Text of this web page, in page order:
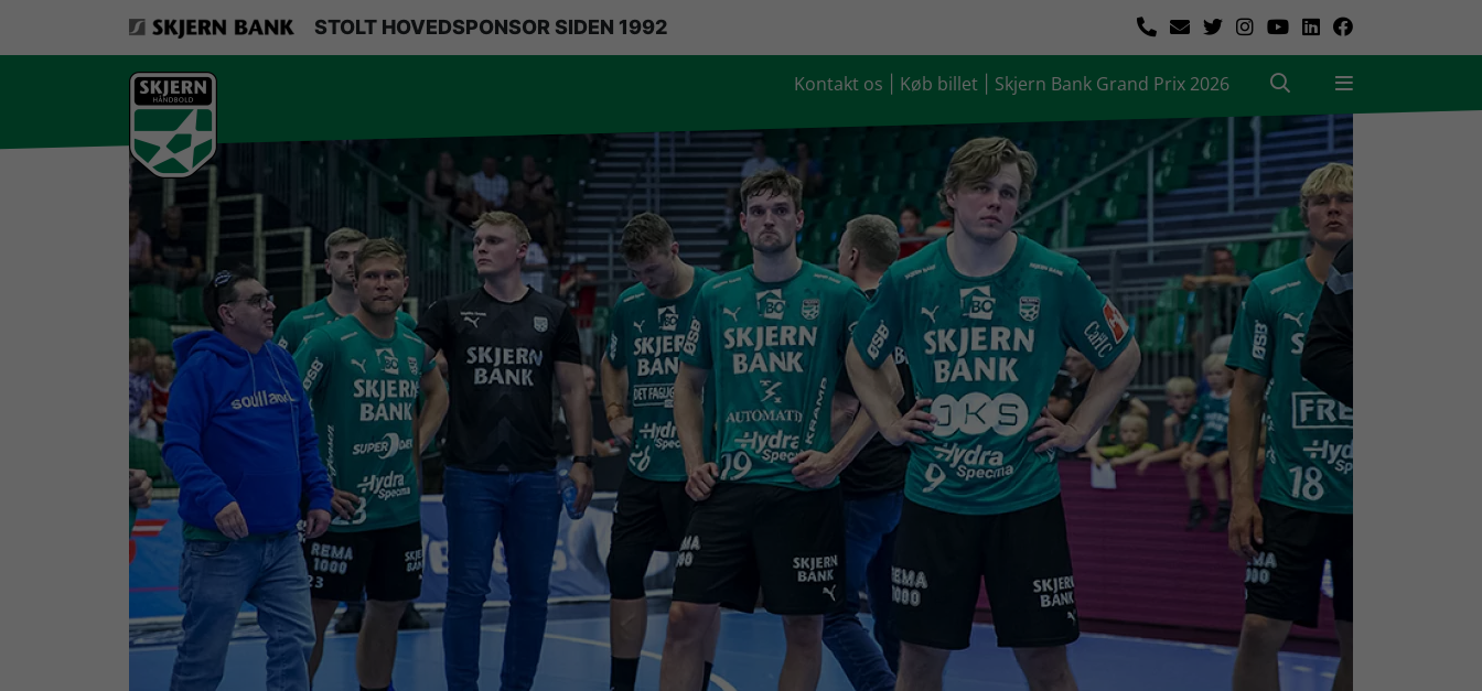
STOLT HOVEDSPONSOR SIDEN 1992
Kontakt os Køb billet Skjern Bank Grand Prix 2026
VerdensMindsteStorklub
Sponsorer
Billetsalg / sæsonkort
Presse
Samarbejdsklubber
Skjern Bank Grand Prix
Nyhedsbrev
Køb Billet